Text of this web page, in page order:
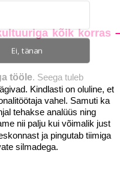
kõik korras
tööle. Seega tuleb
Kindlasti on oluline, et
vahel. Samuti ka
tehakse analüüs ning
nii palju kui võimalik just
ja pingutab tiimiga
silmadega.
Ei, tänan